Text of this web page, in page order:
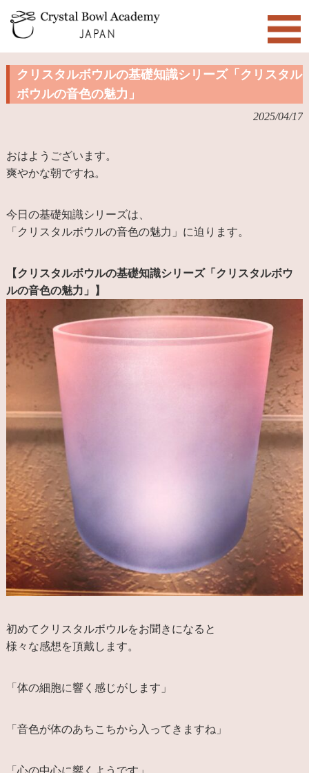
クリスタルボウルの基礎知識シリーズ「クリスタル
ボウルの音色の魅力」
2025/04/17
おはようございます。
爽やかな朝ですね。
今日の基礎知識シリーズは、
「クリスタルボウルの音色の魅力」に迫ります。
【クリスタルボウルの基礎知識シリーズ「クリスタルボウ
ルの音色の魅力」】
初めてクリスタルボウルをお聞きになると
様々な感想を頂戴します。
「体の細胞に響く感じがします」
「音色が体のあちこちから入ってきますね」
「心の中心に響くようです」